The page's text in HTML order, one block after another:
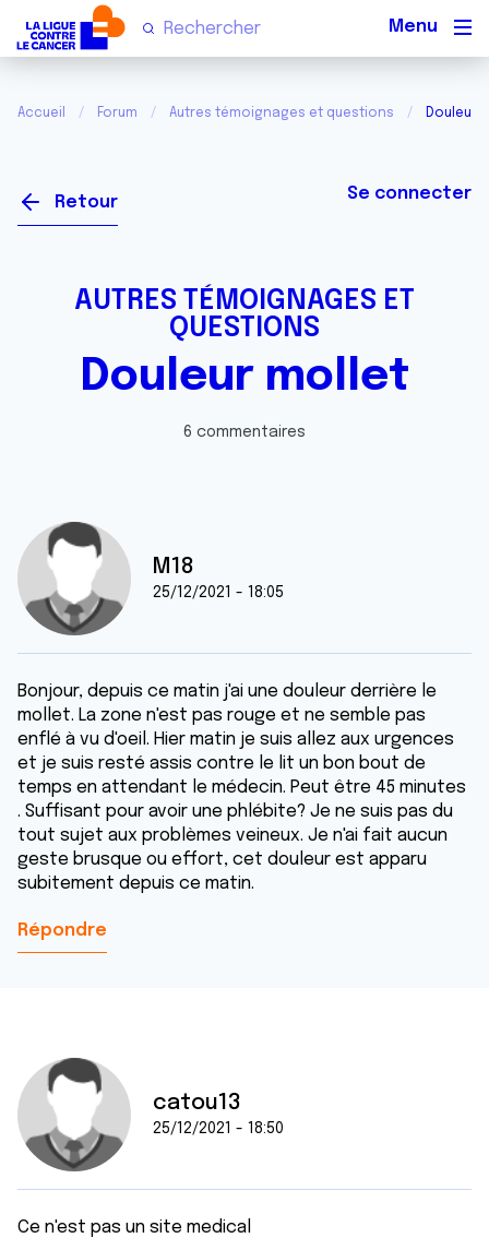
Accueil Forum Autres témoignages et questions Douleur
Retour Se connecter
AUTRES TÉMOIGNAGES ET
QUESTIONS
Douleur mollet
6 commentaires
M18
25/12/2021 - 18:05
Bonjour, depuis ce matin j'ai une douleur derrière le
mollet. La zone n'est pas rouge et ne semble pas
enflé à vu d'oeil. Hier matin je suis allez aux urgences
et je suis resté assis contre le lit un bon bout de
temps en attendant le médecin. Peut être 45 minutes
. Suffisant pour avoir une phlébite? Je ne suis pas du
tout sujet aux problèmes veineux. Je n'ai fait aucun
geste brusque ou effort, cet douleur est apparu
subitement depuis ce matin.
Répondre
catou13
25/12/2021 - 18:50
Ce n'est pas un site medical